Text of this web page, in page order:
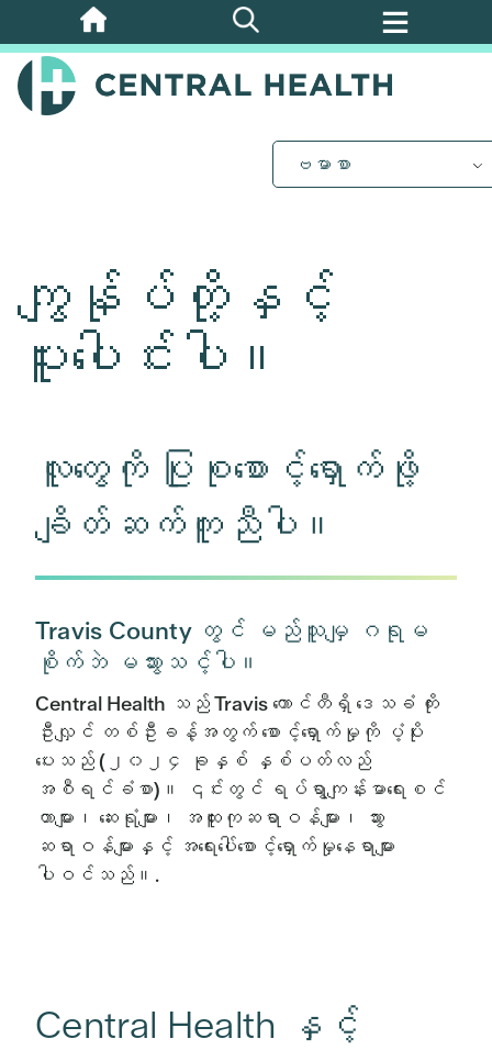
အဓိက
အကြောင်းအရာ
သို့
ဗမာစာ
ကျွန်ုပ်တို့နှင့်
ပူးပေါင်းပါ။
လူတွေကို ပြုစုစောင့်ရှောက်ဖို့
ချိတ်ဆက်ကူညီပါ။
Travis County တွင် မည်သူမျှ ဂရုမ
စိုက်ဘဲ မသွားသင့်ပါ။
Central Health သည် Travis ကောင်တီရှိ ဒေသခံ ကိုး
ဦးလျှင် တစ်ဦးခန့်အတွက် စောင့်ရှောက်မှုကို ပံ့ပိုး
ပေးသည် (၂၀၂၄ ခုနှစ် နှစ်ပတ်လည်
အစီရင်ခံစာ)။ ၎င်းတွင် ရပ်ရွာကျန်းမာရေးစင်
တာများ၊ ဆေးရုံများ၊ အထူးကုဆရာဝန်များ၊ သွား
ဆရာဝန်များနှင့် အရေးပေါ်စောင့်ရှောက်မှုနေရာများ
ပါဝင်သည်။.
Central Health နှင့်